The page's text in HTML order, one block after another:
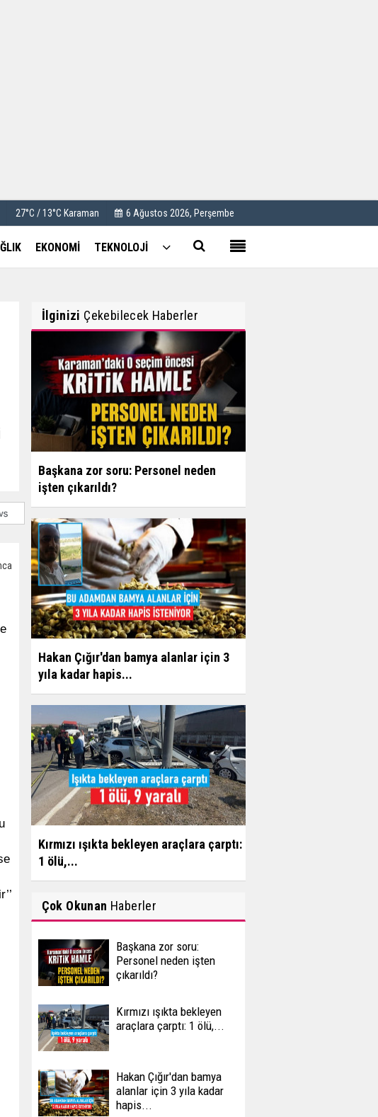
27°C / 13°C Karaman 6 Ağustos 2026, Perşembe
EKONOMİ TEKNOLOJİ
İlginizi Çekebilecek Haberler
Başkana zor soru: Personel neden
işten çıkarıldı?
Hakan Çığır'dan bamya alanlar için 3
yıla kadar hapis...
Kırmızı ışıkta bekleyen araçlara çarptı:
1 ölü,...
Çok Okunan Haberler
Başkana zor soru:
Personel neden işten
çıkarıldı?
Kırmızı ışıkta bekleyen
araçlara çarptı: 1 ölü,...
Hakan Çığır'dan bamya
alanlar için 3 yıla kadar
hapis...